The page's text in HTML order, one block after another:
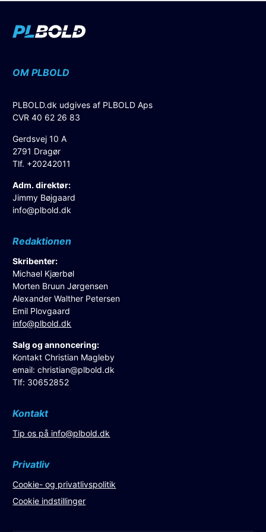
OM PLBOLD
PLBOLD.dk udgives af PLBOLD Aps
CVR 40 62 26 83
Gerdsvej 10 A
2791 Dragør
Tlf. +20242011
Adm. direktør:
Jimmy Bøjgaard
info@plbold.dk
Redaktionen
Skribenter:
Michael Kjærbøl
Morten Bruun Jørgensen
Alexander Walther Petersen
Emil Plovgaard
info@plbold.dk
Salg og annoncering:
Kontakt Christian Magleby
email:christian@plbold.dk
Tlf: 30652852
Kontakt
Tip os på info@plbold.dk
Privatliv
Cookie- og privatlivspolitik
Cookie indstillinger